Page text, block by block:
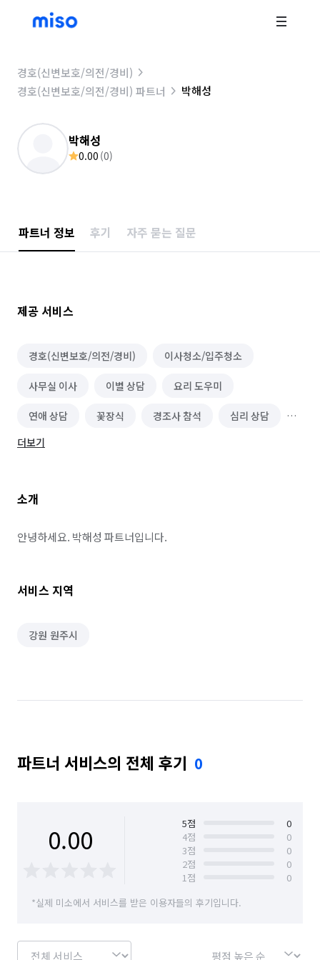
경호(신변보호/의전/경비)
경호(신변보호/의전/경비) 파트너
박해성
박해성
0.00 (0)
파트너 정보 후기 자주 묻는 질문
제공 서비스
경호(신변보호/의전/경비) 이사청소/입주청소
사무실 이사 이별 상담 요리 도우미
연애 상담 꽃장식 경조사 참석 심리 상담
정리수납 전문가
더보기
소개
안녕하세요. 박해성 파트너입니다.
서비스 지역
강원 원주시
파트너 서비스의 전체 후기 0
0.00 5점
0
4점
0
3점
0
2점
0
1점
0
*실제 미소에서 서비스를 받은 이용자들의 후기입니다.